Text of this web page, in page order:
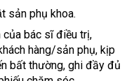
sản phụ khoa.
của bác sĩ điều trị,
hàng/sản phụ, kịp
bất thường, ghi đầy đủ